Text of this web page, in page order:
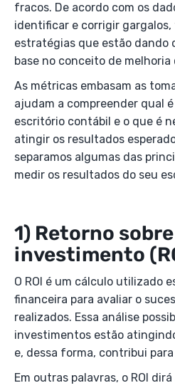
fracos. De acordo com os
identificar e corrigir
estratégias que estão dando
base no conceito de
As métricas embasam as
ajudam a compreender qual
escritório contábil e o que é
atingir os resultados
separamos algumas das
medir os resultados do seu
1) Retorno
investimento
O ROI é um cálculo utilizado
financeira para avaliar o
realizados. Essa análise
investimentos estão
e, dessa forma, contribui
Em outras palavras, o ROI